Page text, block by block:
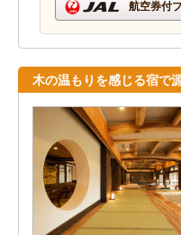
航空券付
木の温もりを感じる宿で